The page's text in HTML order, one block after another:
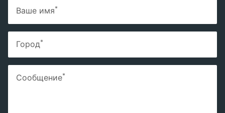
Ваше имя*
Город*
Сообщение*